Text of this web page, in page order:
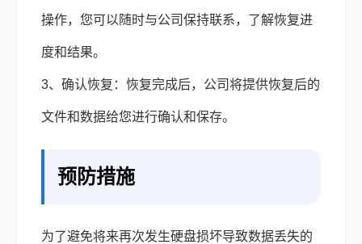
操作，您可以随时与公司保持联系，了解恢复进
度和结果。
3、确认恢复：恢复完成后，公司将提供恢复后的
文件和数据给您进行确认和保存。
预防措施
为了避免将来再次发生硬盘损坏导致数据丢失的